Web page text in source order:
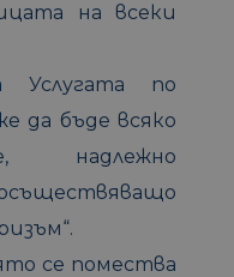
на всеки
Услугата по
да бъде всяко
надлежно
се помества